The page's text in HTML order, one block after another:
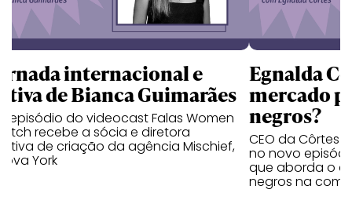
internacional e
de Bianca Guimarães
episódio do videocast Falas Women
recebe a sócia e diretora
de criação da agência Mischief,
York
Egnalda
mercado
negros?
CEO da Côrtes
no novo
que aborda o
negros na